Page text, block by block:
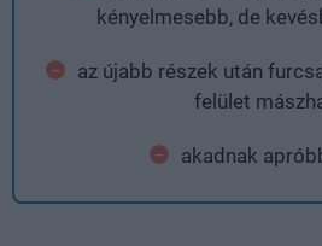
kényelmesebb, de
az újabb részek után
felület
akadnak